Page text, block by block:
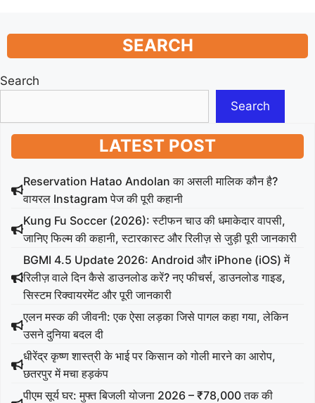
SEARCH
Search
Search
LATEST POST
Reservation Hatao Andolan का असली मालिक कौन है?
वायरल Instagram पेज की पूरी कहानी
Kung Fu Soccer (2026): स्टीफन चाउ की धमाकेदार वापसी,
जानिए फिल्म की कहानी, स्टारकास्ट और रिलीज़ से जुड़ी पूरी जानकारी
BGMI 4.5 Update 2026: Android और iPhone (iOS) में
रिलीज़ वाले दिन कैसे डाउनलोड करें? नए फीचर्स, डाउनलोड गाइड,
सिस्टम रिक्वायरमेंट और पूरी जानकारी
एलन मस्क की जीवनी: एक ऐसा लड़का जिसे पागल कहा गया, लेकिन
उसने दुनिया बदल दी
धीरेंद्र कृष्ण शास्त्री के भाई पर किसान को गोली मारने का आरोप,
छतरपुर में मचा हड़कंप
पीएम सूर्य घर: मुफ्त बिजली योजना 2026 – ₹78,000 तक की